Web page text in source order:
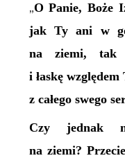
„O Panie, Boże
jak Ty ani w
na ziemi, tak
i łaskę
z całego swego
Czy jednak
na ziemi?